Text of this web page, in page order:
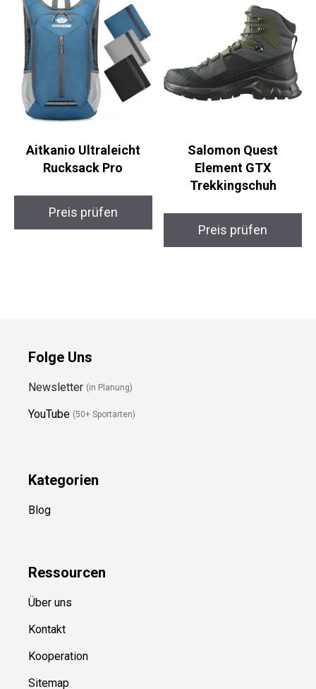
Aitkanio Ultraleicht
Rucksack Pro
Element GTX
Trekkingschuh
Folge Uns
YouTube (50+ Sportarten)
Blog
Ressource
Über uns